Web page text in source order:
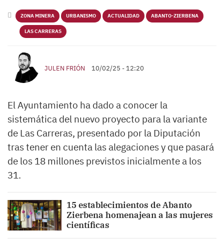
ZONA MINERA URBANISMO ACTUALIDAD ABANTO-ZIERBENA
LAS CARRERAS
JULEN FRIÓN 10/02/25 - 12:20
El Ayuntamiento ha dado a conocer la
sistemática del nuevo proyecto para la variante
de Las Carreras, presentado por la Diputación
tras tener en cuenta las alegaciones y que pasará
de los 18 millones previstos inicialmente a los
31.
15 establecimientos de Abanto
Zierbena homenajean a las mujeres
científicas